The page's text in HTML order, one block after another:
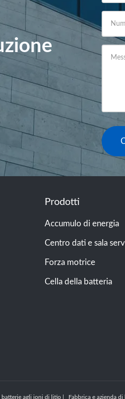
Prodotti
Accumulo di energia
Centro dati e sala
Forza motrice
Cella della batteria
agli ioni di litio | Fabbrica e azienda